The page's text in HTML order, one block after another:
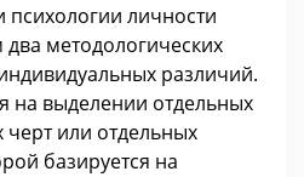
психологии личности
методологических
различий.
на выделении отдельных
черт или отдельных
базируется на